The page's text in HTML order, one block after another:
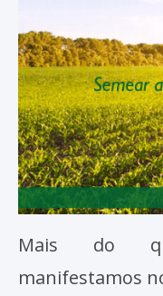
Mais do
manifestamos